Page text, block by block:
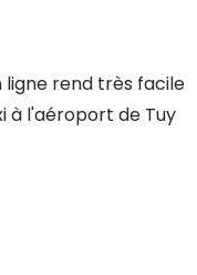
rend très facile
à l'aéroport de Tuy